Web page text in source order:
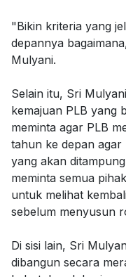
"Bikin kriteria yang
depannya
Mulyani.
Selain itu, Sri
kemajuan PLB yang
meminta agar PLB
tahun ke depan agar
yang akan
meminta semua
untuk melihat
sebelum menyusun
Di sisi lain, Sri
dibangun secara